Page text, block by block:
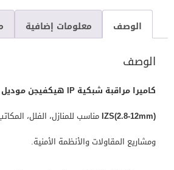
الوصف معلومات إضافية
الوصف
IZS(2.8-12mm)مناسب للمنازل، الفلل،
ومشاريع المقاولات والأنظمة الأمنية.